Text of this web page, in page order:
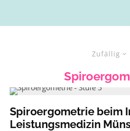
Zufällig
Spiroergometrie beim
Leistungsmedizin